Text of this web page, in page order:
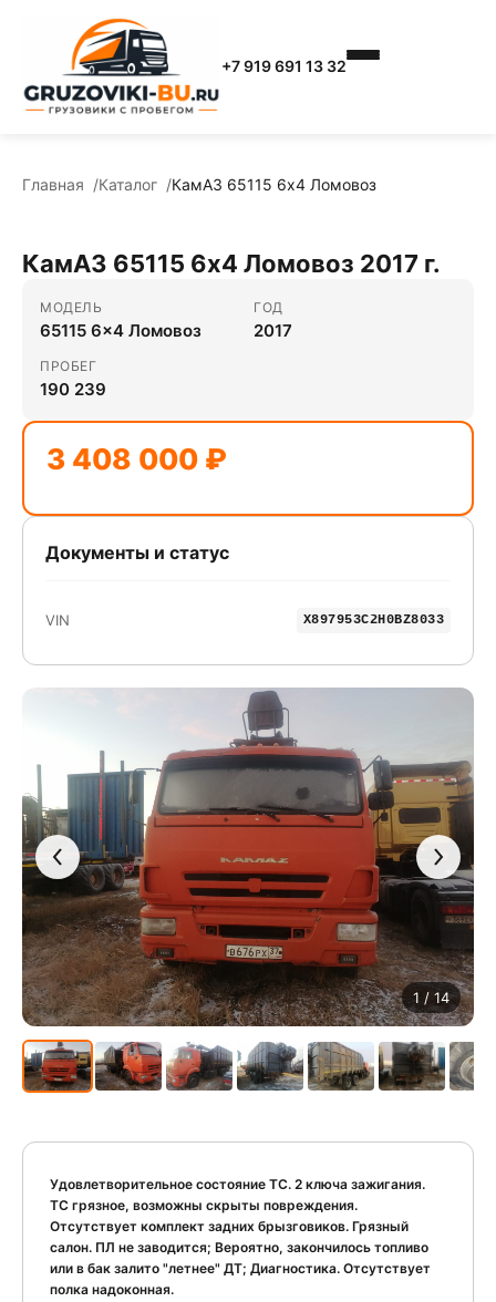
+7 919 691 13 32
Главная Каталог КамАЗ 65115 6x4 Ломовоз
1 / 14
Удовлетворительное состояние ТС. 2 ключа зажигания.
ТС грязное, возможны скрыты повреждения.
Отсутствует комплект задних брызговиков. Грязный
салон. ПЛ не заводится; Вероятно, закончилось топливо
или в бак залито "летнее" ДТ; Диагностика. Отсутствует
полка надоконная.
КамАЗ 65115 6x4 Ломовоз 2017 г.
МОДЕЛЬ
65115 6x4 Ломовоз
ГОД
2017
ПРОБЕГ
190 239
3 408 000 ₽
Документы и статус
VIN X897953C2H0BZ8033